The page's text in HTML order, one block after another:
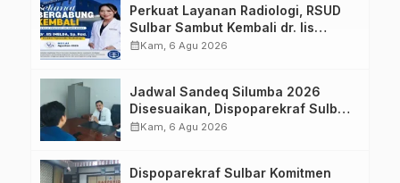
Perkuat Layanan Radiologi, RSUD
Sulbar Sambut Kembali dr. Iis
Imelda, Sp.Rad
calendar_monthKam, 6 Agu 2026
Jadwal Sandeq Silumba 2026
Disesuaikan, Dispoparekraf Sulbar
Pastikan Persiapan Tetap
calendar_monthKam, 6 Agu 2026
Dispoparekraf Sulbar Komitmen